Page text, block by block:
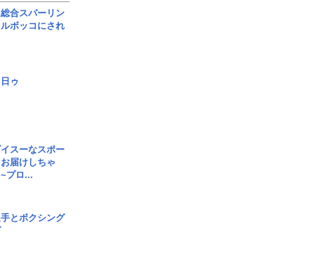
合スパーリン
ボッコにされ
ゥ
スーなスポー
届けしちゃ
プロ...
とボクシング